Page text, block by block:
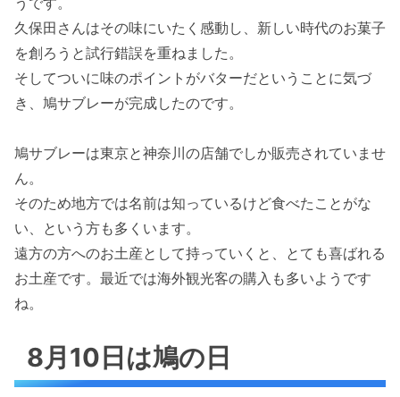
久保田さんはその味にいたく感動し、新しい時代のお菓子
を創ろうと試行錯誤を重ねました。
そしてついに味のポイントがバターだということに気づ
き、鳩サブレーが完成したのです。
鳩サブレーは東京と神奈川の店舗でしか販売されていませ
ん。
そのため地方では名前は知っているけど食べたことがな
い、という方も多くいます。
遠方の方へのお土産として持っていくと、とても喜ばれる
お土産です。最近では海外観光客の購入も多いようです
ね。
8月10日は鳩の日